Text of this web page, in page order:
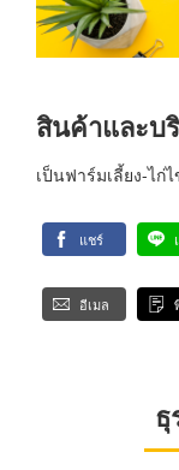
สินค้าและบ
เป็นฟาร์มเลี้ยง-ไก่
แชร์
อีเมล